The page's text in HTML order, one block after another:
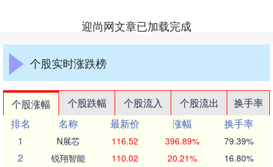
迎尚网文章已加载完成
个股实时涨跌榜
个股涨幅 个股跌幅 个股流入 个股流出
换手率
排名
名称 最新价 涨幅
换手率
1
N展芯 116.52 396.89% 79.39%
2 锐翔智能 110.02 20.21% 16.80%